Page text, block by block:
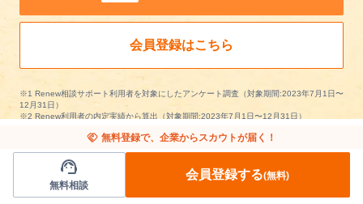
会員登録はこちら
※1 Renew相談サポート利用者を対象にしたアンケート調査（対象期間:2023年7月1日〜
12月31日）
※2 Renew利用者の内定実績から算出（対象期間:2023年7月1日〜12月31日）
handshake 無料登録で、企業からスカウトが届く！
support_agent
無料相談
会員登録する(無料)